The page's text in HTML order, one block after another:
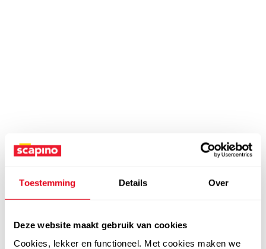
Toestemming Details Over
Deze website maakt gebruik van cookies
Cookies, lekker en functioneel. Met cookies maken we